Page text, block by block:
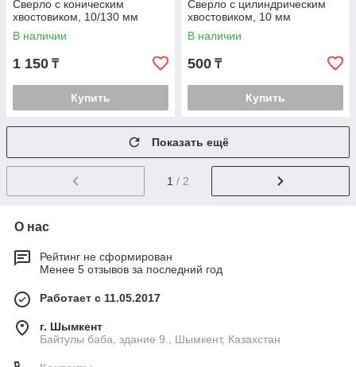
Сверло с коническим
хвостовиком, 10/130 мм
В наличии
1 150 ₸
Купить
Сверло с цилиндрическим
хвостовиком, 10 мм
В наличии
500 ₸
Купить
Показать ещё
1 / 2
О нас
Рейтинг не сформирован
Менее 5 отзывов за последний год
Работает с 11.05.2017
г. Шымкент
Байтулы баба, здание 9., Шымкент, Казахстан